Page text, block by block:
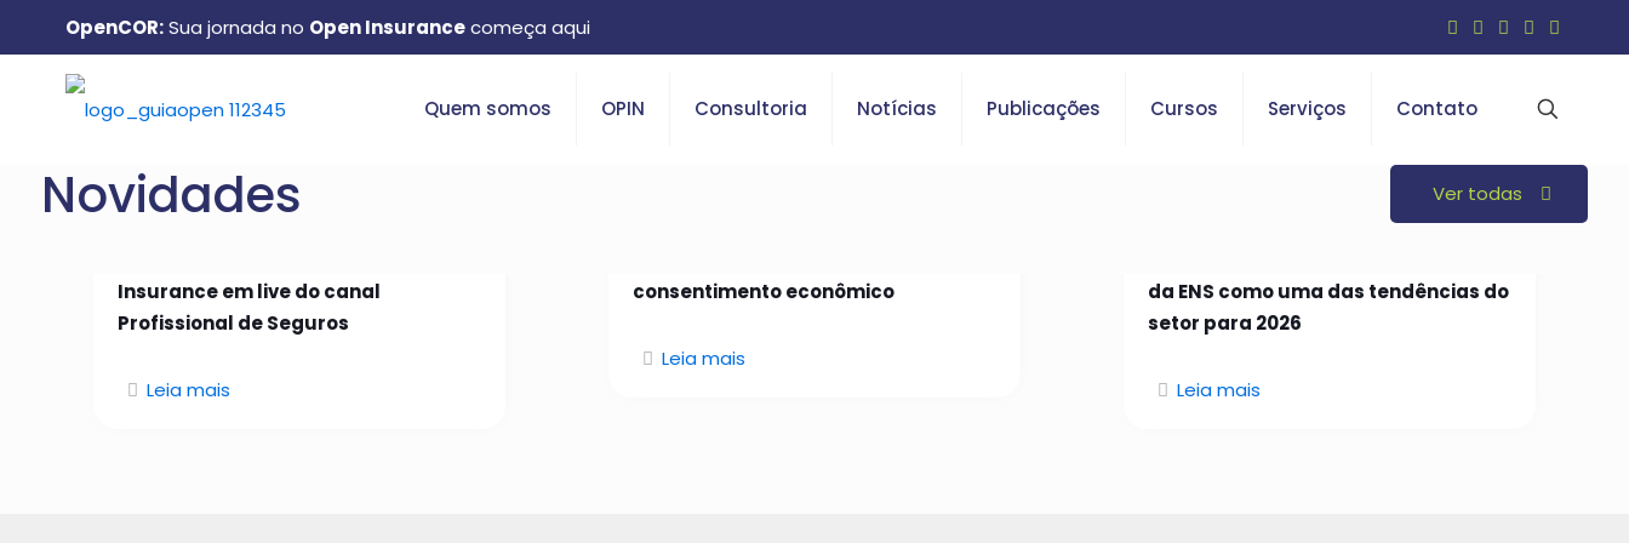
OpenCOR:Sua jornada no Open Insurancecomeça aqui
Quem somos OPIN Consultoria Notícias Publicações Cursos Serviços Contato
Novidades
Ver todas
26 de janeiro de 2026
Insurance em live do canal
Profissional de Seguros
Leia mais
consentimento econômico
Leia mais
da ENS como uma das tendências do
setor para 2026
Leia mais